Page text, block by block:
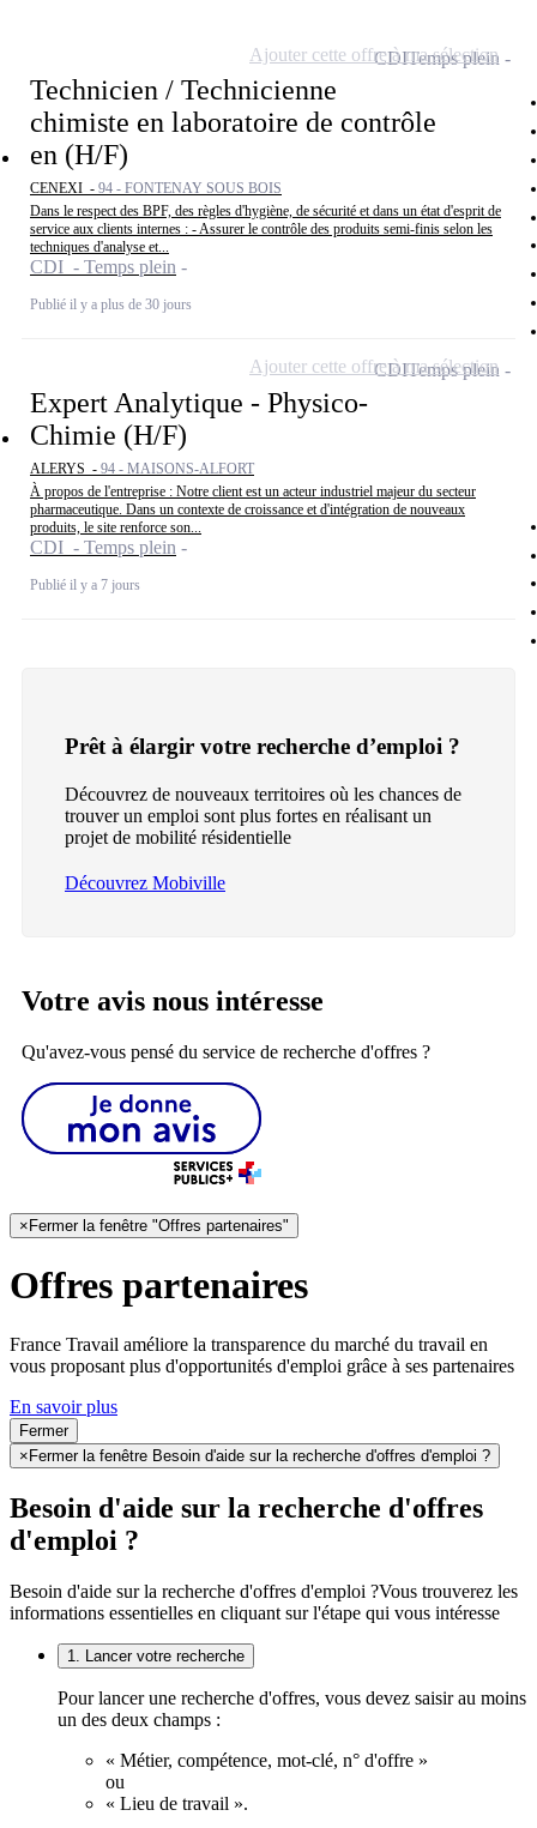
Technicien / Technicienne
chimiste en laboratoire de contrôle
en (H/F)
CENEXI - 94 - FONTENAY SOUS BOIS
Dans le respect des BPF, des règles d'hygiène, de sécurité et dans un état d'esprit de
service aux clients internes : - Assurer le contrôle des produits semi-finis selon les
techniques d'analyse et...
CDI - Temps plein
Publié il y a plus de 30 jours
CDITemps plein
Ajouter cette offre à ma sélection
Expert Analytique - Physico-
Chimie (H/F)
ALERYS - 94 - MAISONS-ALFORT
À propos de l'entreprise : Notre client est un acteur industriel majeur du secteur
pharmaceutique. Dans un contexte de croissance et d'intégration de nouveaux
produits, le site renforce son...
CDI - Temps plein
Publié il y a 7 jours
CDITemps plein
Ajouter cette offre à ma sélection
Prêt à élargir votre recherche d’emploi ?
Découvrez de nouveaux territoires où les chances de
trouver un emploi sont plus fortes en réalisant un
projet de mobilité résidentielle
Découvrez Mobiville
Votre avis nous intéresse
Qu'avez-vous pensé du service de recherche d'offres ?
× Fermer la fenêtre "Offres partenaires"
Offres partenaires
France Travail améliore la transparence du marché du travail en
vous proposant plus d'opportunités d'emploi grâce à ses partenaires
En savoir plus
Fermer
× Fermer la fenêtre Besoin d'aide sur la recherche d'offres d'emploi ?
Besoin d'aide sur la recherche d'offres
d'emploi ?
Besoin d'aide sur la recherche d'offres d'emploi ?Vous trouverez les
informations essentielles en cliquant sur l'étape qui vous intéresse
1. Lancer votre recherche
Pour lancer une recherche d'offres, vous devez saisir au moins
un des deux champs :
« Métier, compétence, mot-clé, n° d'offre »
ou
« Lieu de travail ».